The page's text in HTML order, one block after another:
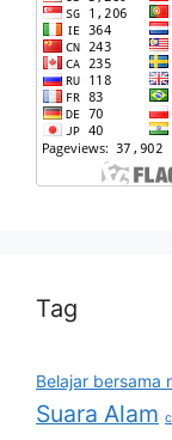
Tag
Belajar bersama
Suara Alam